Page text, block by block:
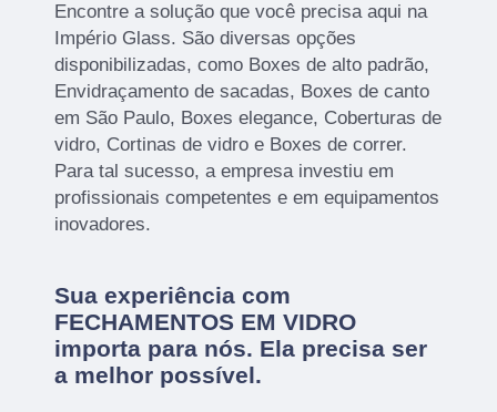
Encontre a solução que você precisa aqui na
Império Glass. São diversas opções
disponibilizadas, como Boxes de alto padrão,
Envidraçamento de sacadas, Boxes de canto
em São Paulo, Boxes elegance, Coberturas de
vidro, Cortinas de vidro e Boxes de correr.
Para tal sucesso, a empresa investiu em
profissionais competentes e em equipamentos
inovadores.
Sua experiência com
FECHAMENTOS EM VIDRO
importa para nós. Ela precisa ser
a melhor possível.